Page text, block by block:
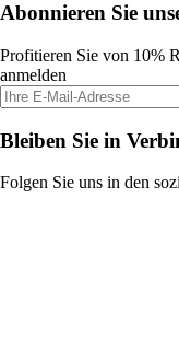
Abonnieren Sie
Profitieren Sie von 10%
anmelden
Bleiben Sie in
Folgen Sie uns in den